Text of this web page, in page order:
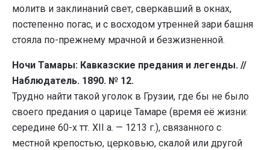
молитв и заклинаний свет, сверкавший в окнах,
постепенно погас, и с восходом утренней зари башня
стояла по-прежнему мрачной и безжизненной.
Ночи Тамары: Кавказские предания и легенды. //
Наблюдатель. 1890. № 12.
Трудно найти такой уголок в Грузии, где бы не было
своего предания о царице Тамаре (время её жизни:
середине 60-х тт. XII а. — 1213 г.), связанного с
местной крепостью, церковью, скалой или другой